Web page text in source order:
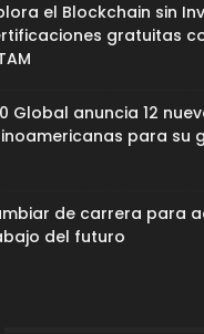
el Blockchain sin
gratuitas
Global anuncia 12
para su
de carrera para
del futuro